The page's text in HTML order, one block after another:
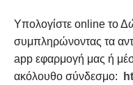
Υπολογίστε online το
συμπληρώνοντας τα
app εφαρμογή μας ή
ακόλουθο σύνδεσμο: